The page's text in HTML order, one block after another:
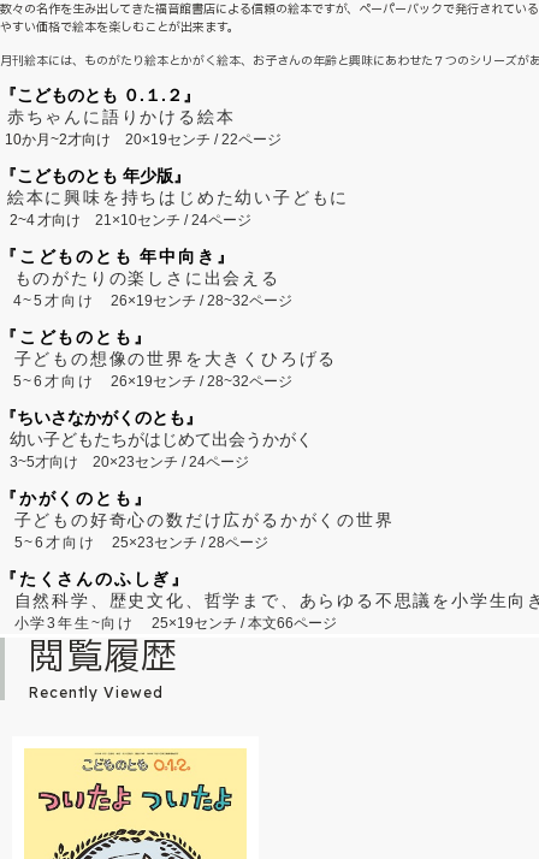
数々の名作を生み出してきた福音館書店による信頼の絵本ですが、ペーパーバックで発行されてい
やすい価格で絵本を楽しむことが出来ます。
月刊絵本には、ものがたり絵本とかがく絵本、お子さんの年齢と興味にあわせた７つのシリーズが
『こどものとも ０.１.２』
赤ちゃんに語りかける絵本
10か月~2才向け 20×19センチ / 22ページ
『こどものとも 年少版』
絵本に興味を持ちはじめた幼い子どもに
2~4才向け 21×10センチ / 24ページ
『こどものとも 年中向き』
ものがたりの楽しさに出会える
4~5才向け26×19センチ / 28~32ページ
『こどものとも』
子どもの想像の世界を大きくひろげる
5~6才向け26×19センチ / 28~32ページ
『ちいさなかがくのとも』
幼い子どもたちがはじめて出会うかがく
3~5才向け 20×23センチ / 24ページ
『かがくのとも』
子どもの好奇心の数だけ広がるかがくの世界
5~6才向け25×23センチ / 28ページ
『たくさんのふしぎ』
自然科学、歴史文化、哲学まで、あらゆる不思議を小学生向
小学3年生~向け 25×19センチ / 本文66ページ
閲覧履歴
Recently Viewed